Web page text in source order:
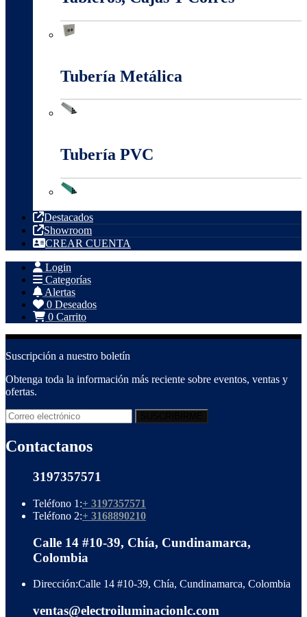
Tubería Metálica
Tubería PVC
Destacados
Showroom
CREAR CUENTA
Login
Categorías
Alertas
0 Deseados
0 Carrito
Suscripción a nuestro boletín
Obtenga toda la información más reciente sobre eventos, ventas y
ofertas.
Contactanos
3197357571
Teléfono 1:+ 3197357571
Teléfono 2:+ 3168890210
Calle 14 #10-39, Chía, Cundinamarca,
Colombia
Dirección:Calle 14 #10-39, Chía, Cundinamarca, Colombia
ventas@electroiluminacionlc.com